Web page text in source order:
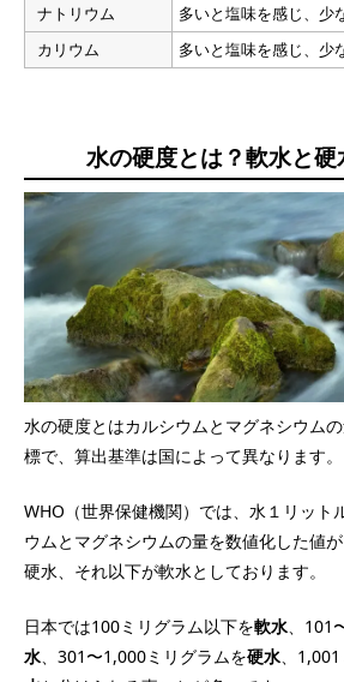
ナトリウム
多いと塩味を感じ、少
カリウム
多いと塩味を感じ、少
水の硬度とは？軟水と
水の硬度とはカルシウムとマグネシウム
標で、算出基準は国によって異なります。
WHO（世界保健機関）では、水１リット
ウムとマグネシウムの量を数値化した値
硬水、それ以下が軟水としております。
日本では100ミリグラム以下を軟水、101
水、301〜1,000ミリグラムを硬水、